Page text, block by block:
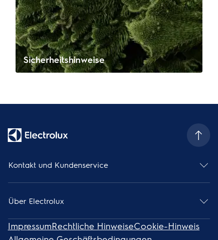
Sicherheitshinweise
Kontakt und Kundenservice
Über Electrolux
ImpressumRechtliche HinweiseCookie-Hinweis